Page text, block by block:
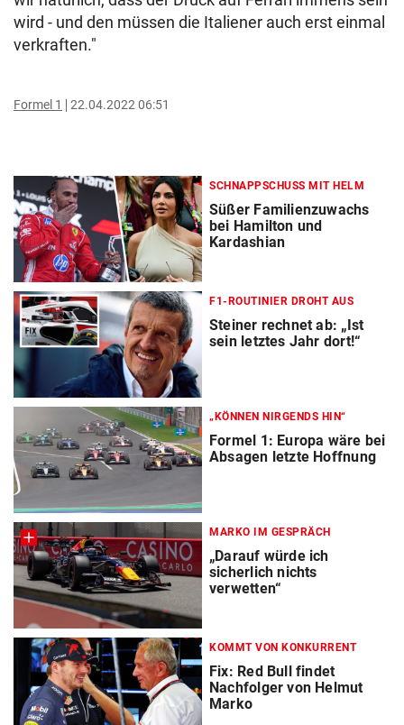
wird - und den müssen die Italiener auch erst einmal
verkraften."
Formel 1 22.04.2022 06:51
SCHNAPPSCHUSS MIT HELM
Süßer Familienzuwachs
bei Hamilton und
Kardashian
F1-ROUTINIER DROHT AUS
Steiner rechnet ab: „Ist
sein letztes Jahr dort!“
„KÖNNEN NIRGENDS HIN“
Formel 1: Europa wäre bei
Absagen letzte Hoffnung
MARKO IM GESPRÄCH
„Darauf würde ich
sicherlich nichts
verwetten“
KOMMT VON KONKURRENT
Fix: Red Bull findet
Nachfolger von Helmut
Marko